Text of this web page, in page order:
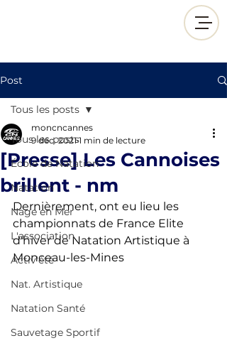
Post
Tous les posts
École de Natation
Natation
Nage en Mer
L'association
Activ'été
Nat. Artistique
Natation Santé
Sauvetage Sportif
Tous les posts
[Presse] Les Cannoises
brillent - nm
moncncannes
9 déc. 2021 1 min de lecture
Dernièrement, ont eu lieu les
championnats de France Elite
d'hiver de Natation Artistique à
Monceau-les-Mines